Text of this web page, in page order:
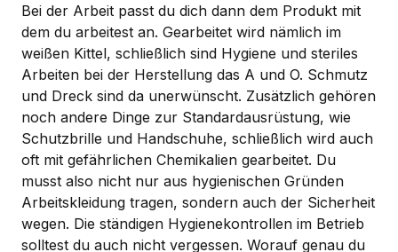
Bei der Arbeit passt du dich dann dem Produkt mit
dem du arbeitest an. Gearbeitet wird nämlich im
weißen Kittel, schließlich sind Hygiene und steriles
Arbeiten bei der Herstellung das A und O. Schmutz
und Dreck sind da unerwünscht. Zusätzlich gehören
noch andere Dinge zur Standardausrüstung, wie
Schutzbrille und Handschuhe, schließlich wird auch
oft mit gefährlichen Chemikalien gearbeitet. Du
musst also nicht nur aus hygienischen Gründen
Arbeitskleidung tragen, sondern auch der Sicherheit
wegen. Die ständigen Hygienekontrollen im Betrieb
solltest du auch nicht vergessen. Worauf genau du